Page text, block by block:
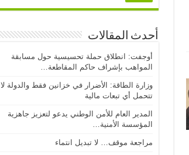
أحدث المقالات
أوجفت: انطلاق حملة تحسيسية حول مسابقة
المواهب بإشراف حاكم المقاطعة…
وزارة الطاقة: الأضرار في خزانين فقط والدولة لا
تتحمل أي تبعات مالية
المدير العام للأمن الوطني يدعو لتعزيز جاهزية
المؤسسة الأمنية…
مراجعة موقف… لا تبديل انتماء